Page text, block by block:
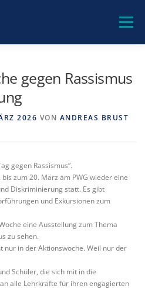
Menü
gegen Rassismus
2026 VON ANDREAS BRUST
gegen Rassismus“.
zum 20. März am PWG wieder eine
Diskriminierung statt. Es gibt
und Exkursionen zum
eine Ausstellung zum Thema
zu sehen.
nur in der Aktionswoche. Weil nur der
Schüler, die sich mit in die
alle Lehrkräfte für ihren engagierten